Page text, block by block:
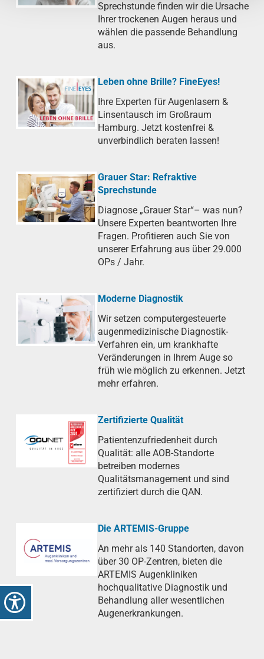
Sprechstunde finden wir die Ursache
Ihrer trockenen Augen heraus und
wählen die passende Behandlung
aus.
Leben ohne Brille? FineEyes!
Ihre Experten für Augenlasern &
Linsentausch im Großraum
Hamburg. Jetzt kostenfrei &
unverbindlich beraten lassen!
Grauer Star: Refraktive
Sprechstunde
Diagnose „Grauer Star“– was nun?
Unsere Experten beantworten Ihre
Fragen. Profitieren auch Sie von
unserer Erfahrung aus über 29.000
OPs / Jahr.
Moderne Diagnostik
Wir setzen computergesteuerte
augenmedizinische Diagnostik-
Verfahren ein, um krankhafte
Veränderungen in Ihrem Auge so
früh wie möglich zu erkennen. Jetzt
mehr erfahren.
Zertifizierte Qualität
Patientenzufriedenheit durch
Qualität: alle AOB-Standorte
betreiben modernes
Qualitätsmanagement und sind
zertifiziert durch die QAN.
Die ARTEMIS-Gruppe
An mehr als 140 Standorten, davon
über 30 OP-Zentren, bieten die
ARTEMIS Augenkliniken
hochqualitative Diagnostik und
Behandlung aller wesentlichen
Augenerkrankungen.